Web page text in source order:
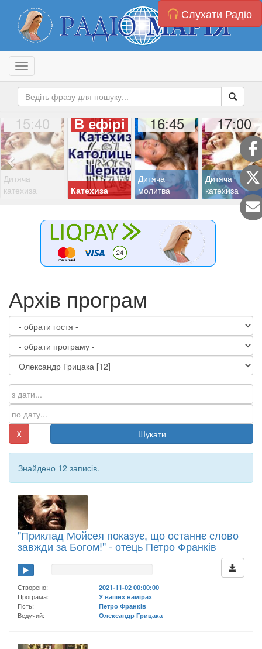
Слухати Радіо
Toggle navigation
15:40
Дитяча
катехиза
В ефірі
Катехиза
16:45
Дитяча
молитва
17:00
Дитяча
катехиза
Архів програм
X Шукати
Знайдено 12 записів.
"Приклад Мойсея показує, що останнє слово
завжди за Богом!" - отець Петро Франків
Створено:
2021-11-02 00:00:00
Програма:
У ваших намірах
Гість:
Петро Франків
Ведучий:
Олександр Грицака